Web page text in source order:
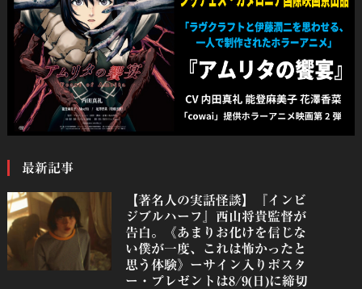
最新記事
【著名人の実話怪談】『インビ
ジブルハーフ』⻄⼭将貴監督が
告白。《あまりお化けを信じな
い僕が一度、これは怖かったと
思う体験》ーサイン入りポスタ
ー・プレゼントは8/9(日)に締切